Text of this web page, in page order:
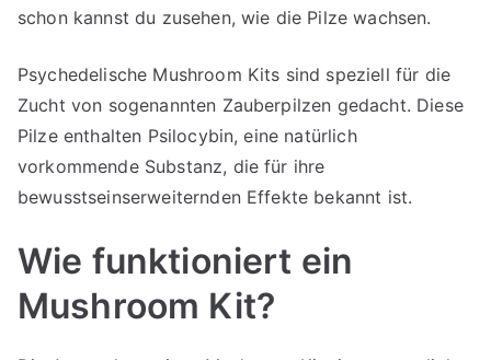
schon kannst du zusehen, wie die Pilze wachsen.
Psychedelische Mushroom Kits sind speziell für die
Zucht von sogenannten Zauberpilzen gedacht. Diese
Pilze enthalten Psilocybin, eine natürlich
vorkommende Substanz, die für ihre
bewusstseinserweiternden Effekte bekannt ist.
Wie funktioniert ein
Mushroom Kit?